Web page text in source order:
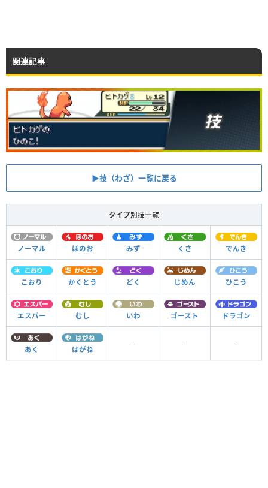
関連記事
▶︎技（わざ）一覧に戻る
タイプ別技一覧
ノーマル ほのお みず くさ でんき
こおり かくとう どく じめん ひこう
エスパー むし いわ ゴースト ドラゴン
あく はがね
- - -